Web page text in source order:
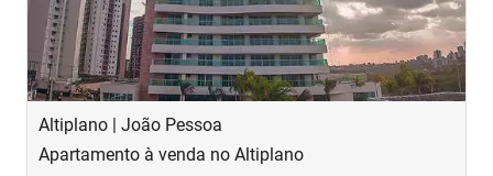
Altiplano | João Pessoa
Apartamento à venda no Altiplano